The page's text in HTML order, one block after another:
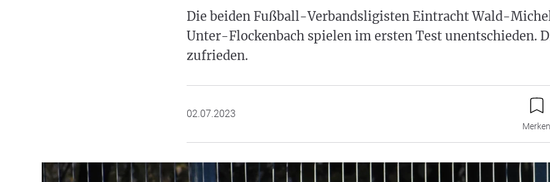
Die beiden Fußball-Verbandsligisten Eintracht Wald-
Unter-Flockenbach spielen im ersten Test unentschieden.
zufrieden.
02.07.2023
Merken